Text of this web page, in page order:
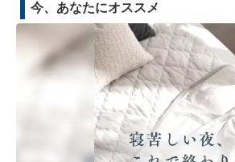
今、あなたにオススメ